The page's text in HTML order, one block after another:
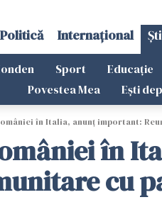
Politică Internațional
Sport Educație
Povestea Mea
Ești
în Italia, anunț important:
în
cu